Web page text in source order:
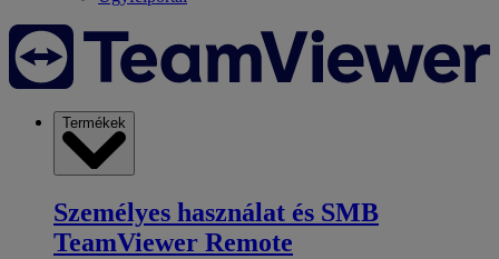
Termékek
Személyes használat és SMB
TeamViewer Remote